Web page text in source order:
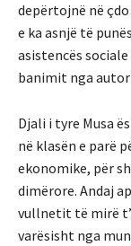
depërtojnë në
e ka asnjë të
asistencës
banimit nga
Djali i tyre Musa
në klasën e parë
ekonomike, për
dimërore. Andaj
vullnetit të mirë
varësisht nga